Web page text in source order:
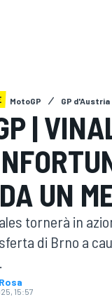
MotoGP GP d'Austria
|
UN
tornerà in
di Brno a
15:57